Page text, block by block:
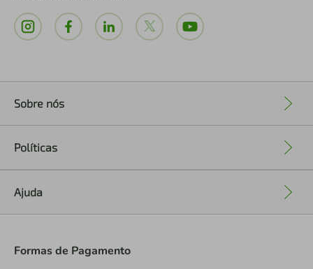
Sobre nós
Políticas
Ajuda
Formas de Pagamento